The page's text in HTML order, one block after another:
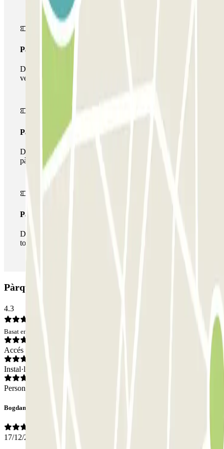
Passi simple
Durant la teva estada podràs entrar i sortir una única
vegada al pàrquing
Passi multipàrquing
Durant la teva estada podràs fer ús de tota la xarxa de
pàrquings d'aquest operador disponibles a Parclick.
Passi il·limitat
Durant la teva estada podràs entrar i sortir del pàrquing
totes les vegades que vulguis.
Pàrquing Parkbee Bethelpark Noord: Opinions
4.3
Basat en 2 opinions
Accés
Instal·lacions
Personal
Bogdan
17/12/2024